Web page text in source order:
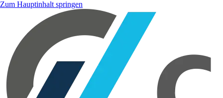
Zum Hauptinhalt springen